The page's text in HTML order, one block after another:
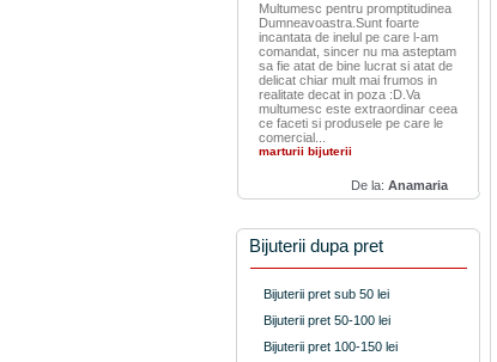
Multumesc pentru promptitudinea
Dumneavoastra.Sunt foarte
incantata de inelul pe care l-am
comandat, sincer nu ma asteptam
sa fie atat de bine lucrat si atat de
delicat chiar mult mai frumos in
realitate decat in poza :D.Va
multumesc este extraordinar ceea
ce faceti si produsele pe care le
comercial...
marturii bijuterii
De la: Anamaria
Bijuterii dupa pret
Bijuterii pret sub 50 lei
Bijuterii pret 50-100 lei
Bijuterii pret 100-150 lei